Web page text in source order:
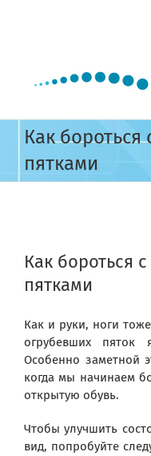
Как
пятками
Image
Как бороться
пятками
Как и руки, ноги
огрубевших пяток
Особенно заметной
когда мы начинаем
открытую обувь.
Чтобы улучшить
вид, попробуйте